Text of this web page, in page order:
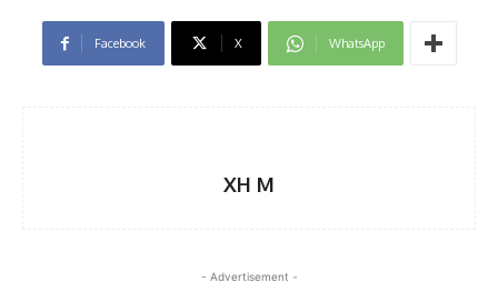
Facebook X WhatsApp
XH M
- Advertisement -